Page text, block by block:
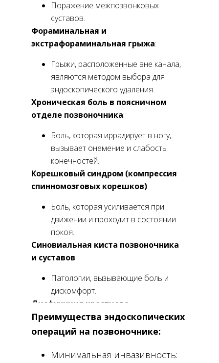
Поражение межпозвонковых
суставов.
Фораминальная и
экстрафораминальная грыжа:
Грыжи, расположенные вне канала,
являются методом выбора для
эндоскопического удаления.
Хроническая боль в поясничном
отделе позвоночника:
Боль, которая иррадирует в ногу,
вызывает онемение и слабость
конечностей.
Корешковый синдром (компрессия
спинномозговых корешков):
Боль, которая усиливается при
движении и проходит в состоянии
покоя.
Синовиальная киста позвоночника
и суставов:
Патологии, вызывающие боль и
дискомфорт.
Дисфункция крестцово-
подвздошного сочленения (КПС):
Нарушения, приводящие к
хронической боли в области таза.
Преимущества эндоскопических
операций на позвоночнике:
Минимальная инвазивность: